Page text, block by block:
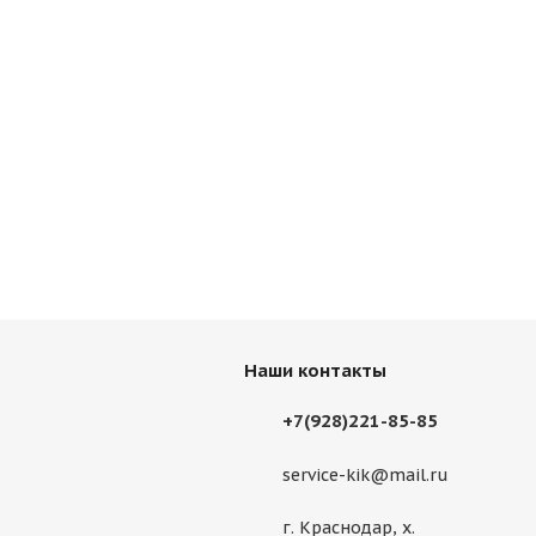
Наши контакты
+7(928)221-85-85
service-kik@mail.ru
г. Краснодар, х.